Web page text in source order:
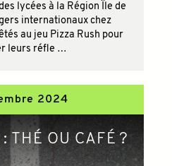
lycées à la Région Île de
internationaux chez
au jeu Pizza Rush pour
leurs réfle …
2024
: THÉ OU CAFÉ ?